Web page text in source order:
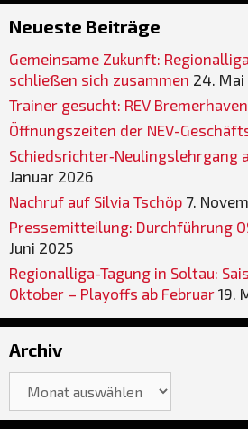
Neueste Beiträge
Gemeinsame Zukunft:
schließen sich zusammen 24.
Trainer gesucht: REV Bremerhaven
Öffnungszeiten der NEV-
Schiedsrichter‐Neulingslehrgang
Januar 2026
Nachruf auf Silvia Tschöp 7.
Pressemitteilung: Durchführung
Juni 2025
Regionalliga-Tagung in Soltau:
Oktober – Playoffs ab Februar 19.
Archiv